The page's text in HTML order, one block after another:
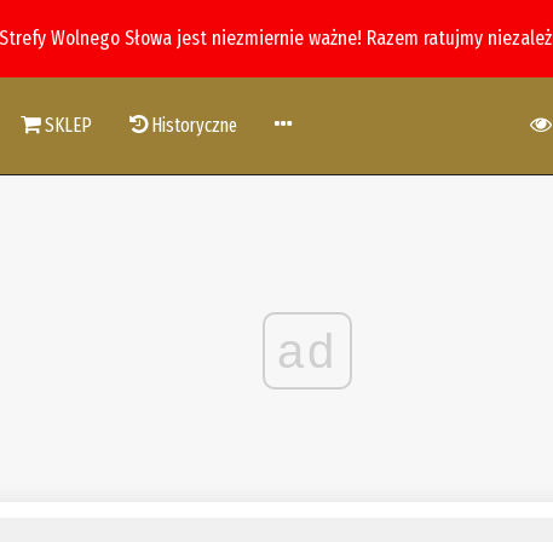
Wolnego Słowa jest niezmiernie ważne! Razem ratujmy
SKLEP Historyczne
ad